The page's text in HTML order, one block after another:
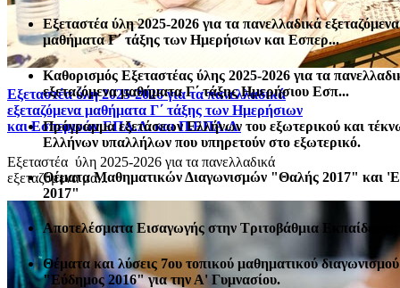
Εξεταστέα ύλη 2025-2026 για τα πανελλαδικά
εξεταζόμενα μαθήματα Γ΄ τάξης των Ημερήσιων
και Εσπερινών ΕΠΑ.Λ. και Π.ΕΠΑ.Λ.
Εξεταστέα ύλη 2025-2026 για τα πανελλαδικά
εξεταζόμενα μα...
Εξεταστέα ύλη 2025-2026 για τα πανελλαδικά εξεταζόμενα
μαθήματα Γ΄ τάξης των Ημερήσιων και Εσπερ...
Καθορισμός Eξεταστέας ύλης 2025-2026 για τα
εξεταζόμενα μαθήματα Γ΄ τάξης Ημερήσιου Εσπ...
Πρόγραμμα εξετάσεων Ελλήνων του εξωτερικού και
Ελλήνων υπαλλήλων που υπηρετούν στο εξωτερικό.
Θέματα Μαθηματικών Διαγωνισμών "Θαλής 2017" και
2017"
Αποτελέσματα Εισαγωγής στην Τριτοβάθμια Εκπαίδευση
Θέματα και λύσεις 7ου τοπικού μαθηματικού διαγωνισμού
"Εύδημος 2016" για την Α' Γυμνασίου.